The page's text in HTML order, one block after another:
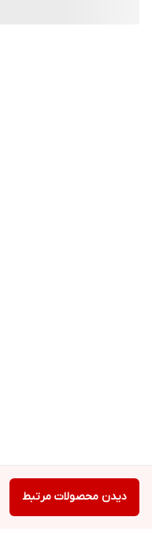
دیدن محصولات مرتبط